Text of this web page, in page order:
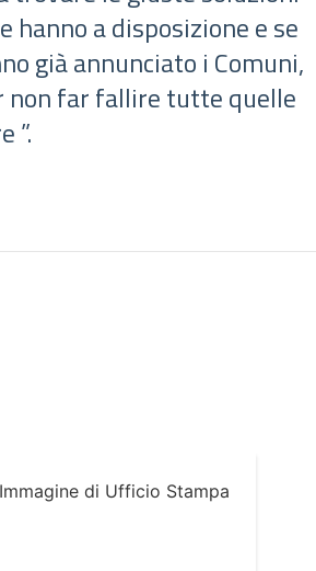
hanno a disposizione e se
già annunciato i Comuni,
non far fallire tutte quelle
”.